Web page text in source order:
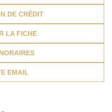
DE CRÉDIT
LA FICHE
EMAIL